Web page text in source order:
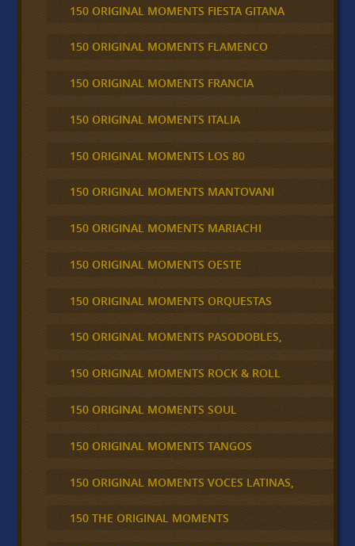
150 ORIGINAL MOMENTS FIESTA GITANA
150 ORIGINAL MOMENTS FLAMENCO
150 ORIGINAL MOMENTS FRANCIA
150 ORIGINAL MOMENTS ITALIA
150 ORIGINAL MOMENTS LOS 80
150 ORIGINAL MOMENTS MANTOVANI
150 ORIGINAL MOMENTS MARIACHI
150 ORIGINAL MOMENTS OESTE
150 ORIGINAL MOMENTS ORQUESTAS
150 ORIGINAL MOMENTS PASODOBLES,
150 ORIGINAL MOMENTS ROCK & ROLL
150 ORIGINAL MOMENTS SOUL
150 ORIGINAL MOMENTS TANGOS
150 ORIGINAL MOMENTS VOCES LATINAS,
150 THE ORIGINAL MOMENTS